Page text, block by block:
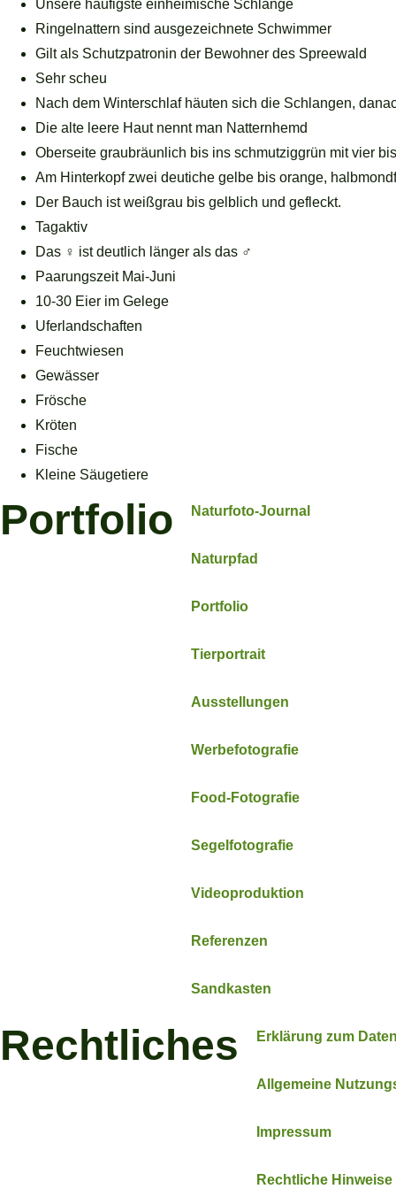
Unsere häufigste einheimische Schlange
Ringelnattern sind ausgezeichnete Schwimmer
Gilt als Schutzpatronin der Bewohner des Spreewald
Sehr scheu
Nach dem Winterschlaf häuten sich die Schlangen,
Die alte leere Haut nennt man Natternhemd
Oberseite graubräunlich bis ins schmutziggrün mit vier
Am Hinterkopf zwei deutiche gelbe bis orange,
Der Bauch ist weißgrau bis gelblich und gefleckt.
Tagaktiv
Das ♀ ist deutlich länger als das ♂
Paarungszeit Mai-Juni
10-30 Eier im Gelege
Uferlandschaften
Feuchtwiesen
Gewässer
Frösche
Kröten
Fische
Kleine Säugetiere
Portfolio Naturfoto-Journal
Naturpfad
Portfolio
Tierportrait
Ausstellungen
Werbefotografie
Food-Fotografie
Segelfotografie
Videoproduktion
Referenzen
Sandkasten
Rechtliches Erklärung zum
Allgemeine
Impressum
Rechtliche Hinweise